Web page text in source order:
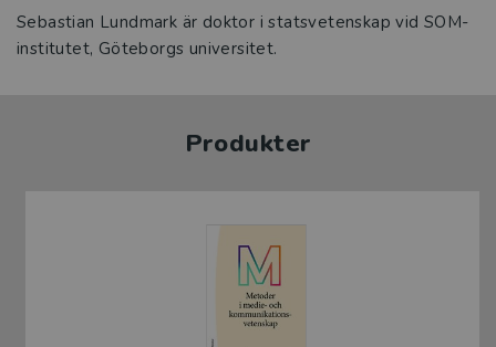
Sebastian Lundmark är doktor i statsvetenskap vid SOM-
institutet, Göteborgs universitet.
Produkter